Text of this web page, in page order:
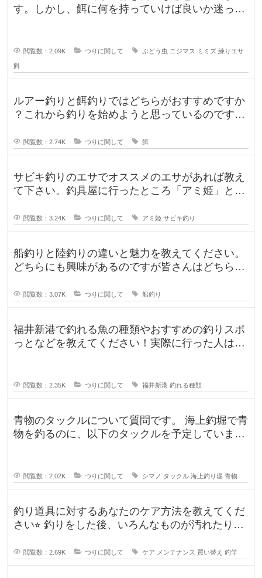
す。しかし、餌に何を持っていけば良いか迷って
閲覧数：2.09K つりに関して ぶどう虫 ニジマス ミミズ 練りエサ
餌
ルアー釣りと餌釣りではどちらがおすすめですか
？これから釣りを始めようと思っているのです
閲覧数：2.74K つりに関して 餌
サビキ釣りのエサでオススメのエサがあれば教え
て下さい。釣具屋に行ったところ「アミ姫」とい
閲覧数：3.24K つりに関して アミ姫 サビキ釣り
船釣りと陸釣りの違いと魅力を教えてください。
どちらにも興味があるのですが皆さんはどちらが
閲覧数：3.07K つりに関して 船釣り
福井新港で釣れる魚の種類やおすすめの釣りスポ
っとなどを教えてください！実際に行った人はど
閲覧数：2.35K つりに関して 福井新港 釣れる種類
青物のタックルについて質問です。 海上釣堀で青
物を釣るのに、以下のタックルを予定していま
閲覧数：2.02K つりに関して シマノ タックル 海上釣り堀 青物
釣り道具に対するあなたのケア方法を教えてくだ
さい⭐︎ 釣りをした後、いろんなものが汚れたりし
閲覧数：2.69K つりに関して ケア メンテナンス 買い替え 釣竿